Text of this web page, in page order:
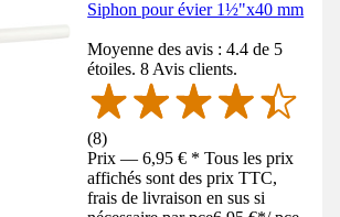
Siphon pour évier 1½"x40 mm
Moyenne des avis : 4.4 de 5
étoiles. 8 Avis clients.
(8)
Prix — 6,95 € * Tous les prix
affichés sont des prix TTC,
frais de livraison en sus si